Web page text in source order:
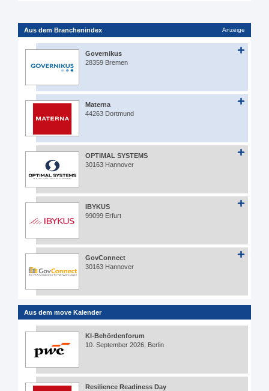
Aus dem Branchenindex Anzeige
Governikus
28359 Bremen
Materna
44263 Dortmund
OPTIMAL SYSTEMS
30163 Hannover
IBYKUS
99099 Erfurt
GovConnect
30163 Hannover
Aus dem move Kalender
KI-Behördenforum
10. September 2026, Berlin
Resilience Readiness Day